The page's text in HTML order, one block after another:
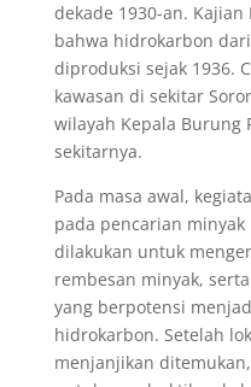
dekade 1930-an.
bahwa hidrokarbon
diproduksi sejak 1936.
kawasan di sekitar
wilayah Kepala Burung
sekitarnya.
Pada masa awal,
pada pencarian
dilakukan untuk
rembesan minyak,
yang berpotensi
hidrokarbon. Setelah
menjanjikan